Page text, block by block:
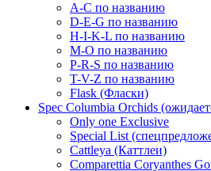
A-C по названию
D-E-G по названию
H-I-K-L по названию
M-O по названию
P-R-S по названию
T-V-Z по названию
Flask (Фласки)
Spec Columbia Orchids
Only one Exclusive
Special List
Cattleya (Каттлеи)
Comparettia Coryanthes